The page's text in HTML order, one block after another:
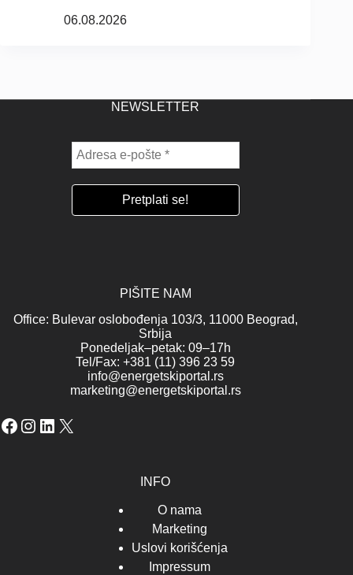
06.08.2026
NEWSLETTER
PIŠITE NAM
Office: Bulevar oslobođenja 103/3, 11000 Beograd,
Srbija
Ponedeljak–petak: 09–17h
Tel/Fax: +381 (11) 396 23 59
info@energetskiportal.rs
marketing@energetskiportal.rs
Facebook
Instagram
LinkedIn
X
INFO
O nama
Marketing
Uslovi korišćenja
Impressum